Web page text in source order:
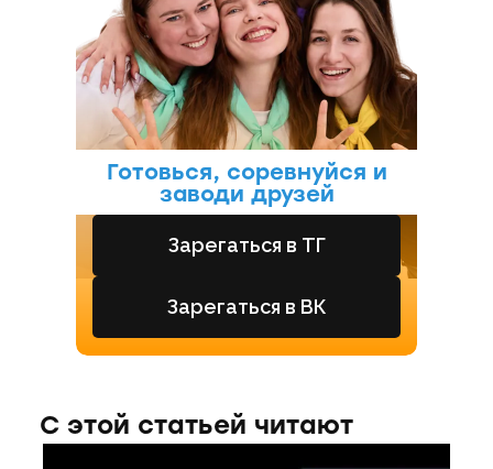
Готовься, соревнуйся и
заводи друзей
Зарегаться в ТГ
Зарегаться в ВК
С этой статьей читают